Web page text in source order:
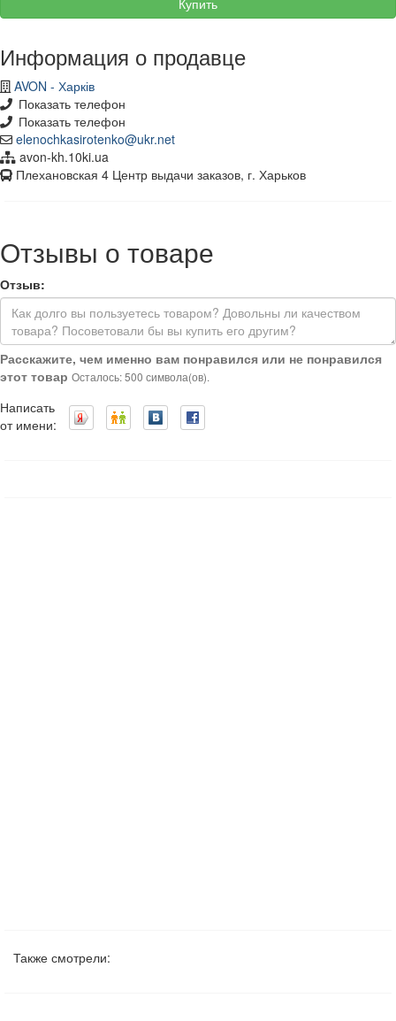
Купить
Информация о продавце
AVON - Харків
Показать телефон
Показать телефон
elenochkasirotenko@ukr.net
avon-kh.10ki.ua
Плехановская 4 Центр выдачи заказов, г. Харьков
Отзывы о товаре
Отзыв:
Расскажите, чем именно вам понравился или не понравился
этот товар Осталось: 500 символа(ов).
Написать
от имени:
Также смотрели: